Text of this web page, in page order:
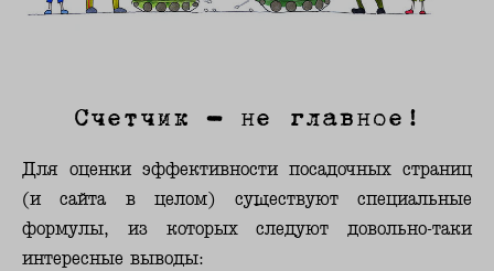
Счетчик – не главное!
Для оценки эффективности посадочных страниц
(и сайта в целом) существуют специальные
формулы, из которых следуют довольно-таки
интересные выводы: